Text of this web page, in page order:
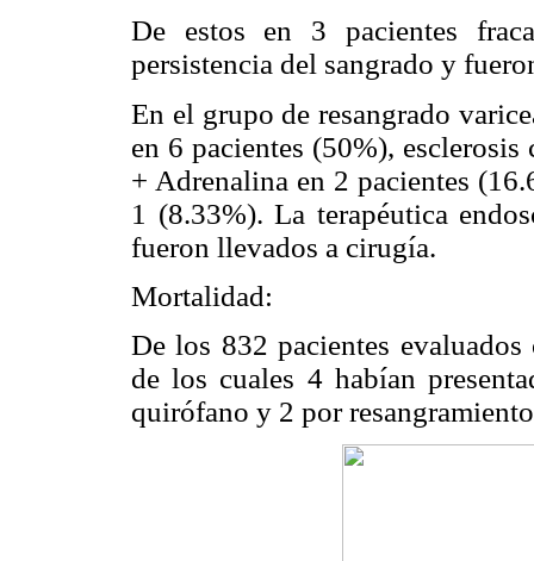
De estos en 3 pacientes
persistencia del sangrado y
En el grupo de resangrado
en 6 pacientes (50%),
+ Adrenalina en 2 pacientes
1 (8.33%). La terapéutica
fueron llevados a cirugía.
Mortalidad:
De los 832 pacientes
de los cuales 4 habían
quirófano y 2 por